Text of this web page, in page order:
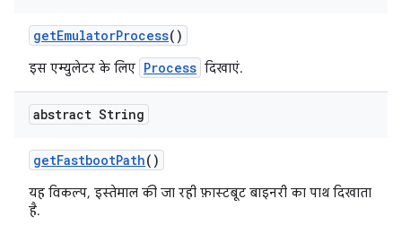
getEmulatorProcess()
इस एम्युलेटर के लिए Process दिखाएं.
abstract String
getFastbootPath()
यह विकल्प, इस्तेमाल की जा रही फ़ास्टबूट बाइनरी का पाथ दिखाता
है.